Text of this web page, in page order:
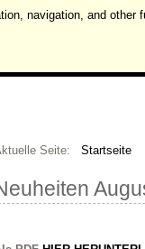
Seite: Startseite
navigation, and